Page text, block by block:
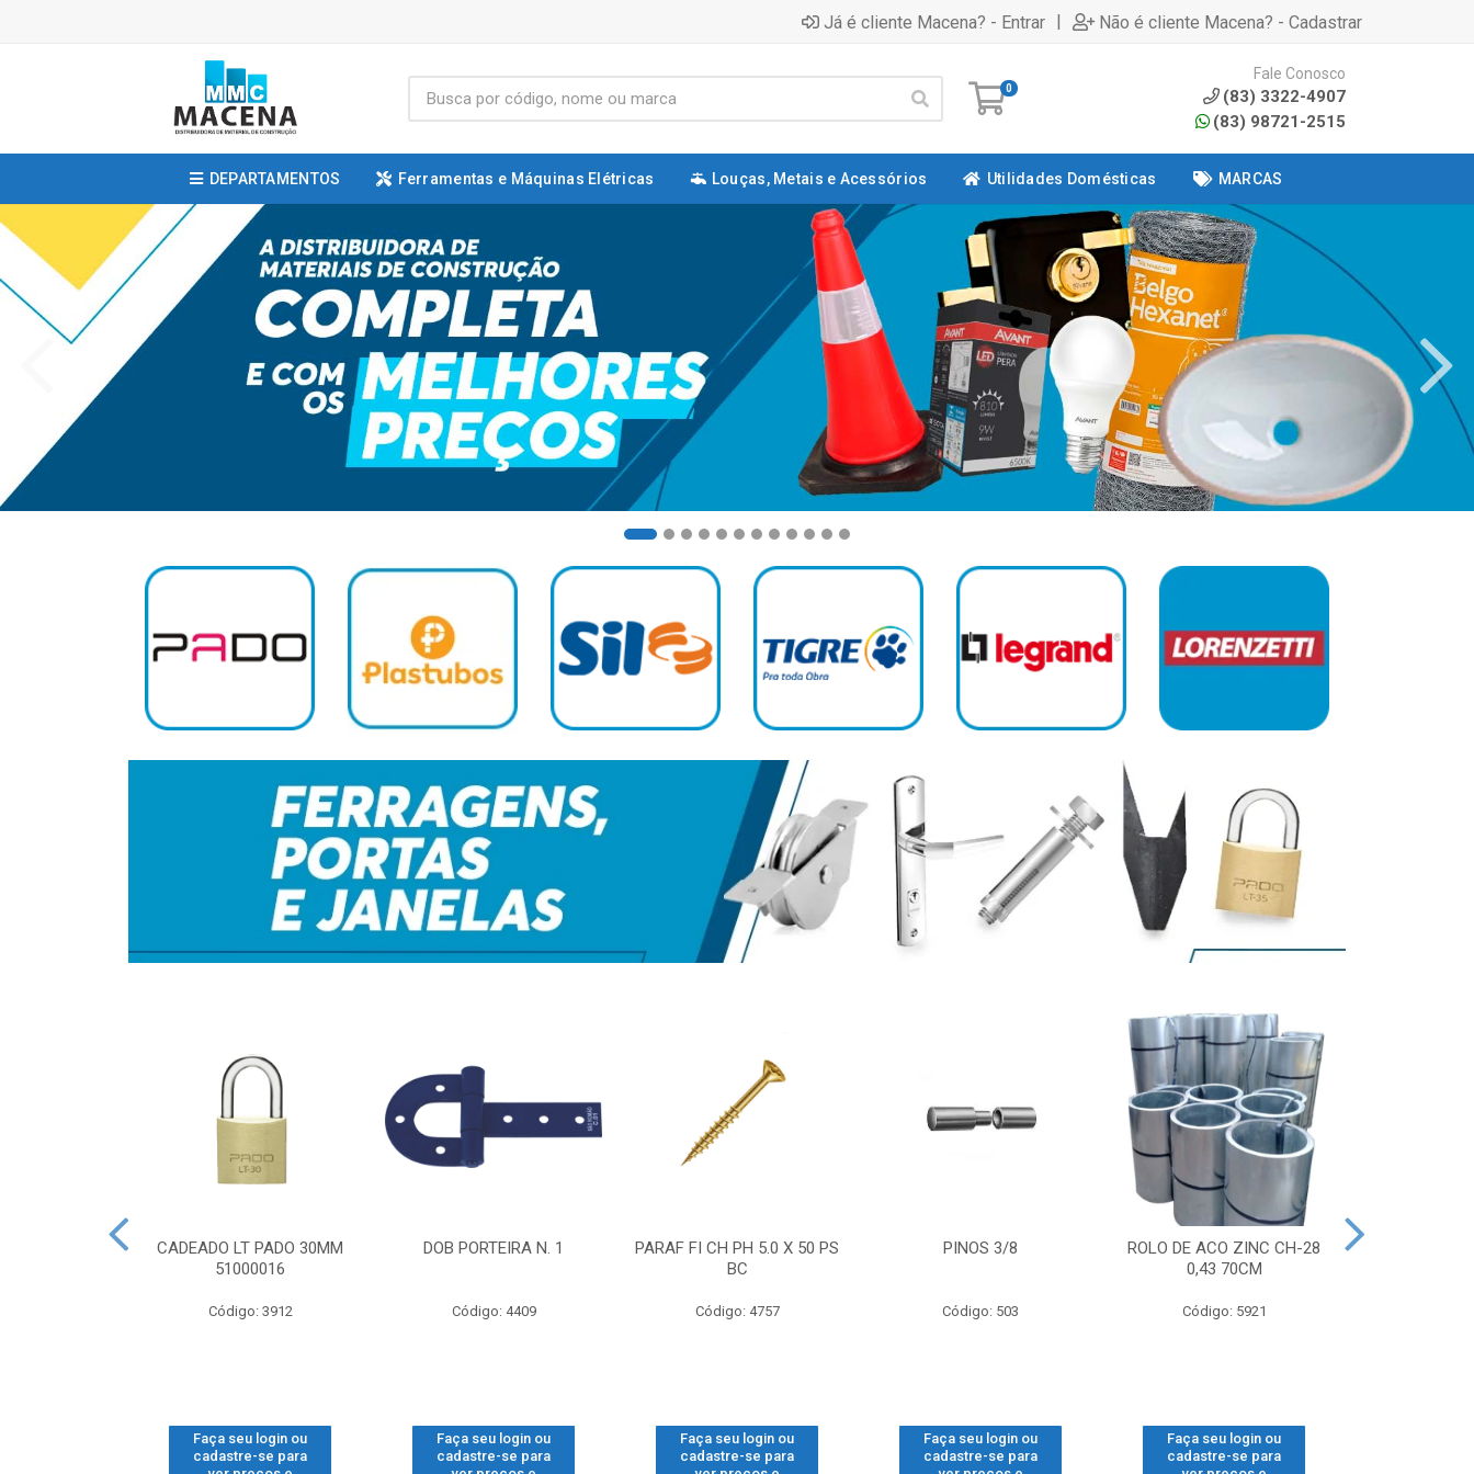
Já é cliente Macena? - Entrar | Não é cliente Macena? - Cadastrar
0
Fale Conosco
(83) 3322-4907
(83) 98721-2515
DEPARTAMENTOS Ferramentas e Máquinas Elétricas Louças, Metais e Acessórios Utilidades Domésticas MARCAS
CADEADO LT PADO 30MM
51000016
Código: 3912
Faça seu login ou
cadastre-se para
DOB PORTEIRA N. 1
Código: 4409
Faça seu login ou
cadastre-se para
PARAF FI CH PH 5.0 X 50 PS
BC
Código: 4757
Faça seu login ou
cadastre-se para
PINOS 3/8
Código: 503
Faça seu login ou
cadastre-se para
ROLO DE ACO ZINC CH-28
0,43 70CM
Código: 5921
Faça seu login ou
cadastre-se para